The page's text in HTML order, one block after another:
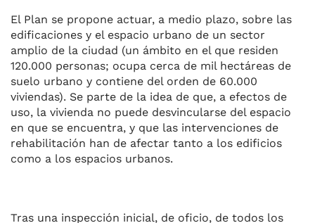
El Plan se propone actuar, a medio plazo, sobre las
edificaciones y el espacio urbano de un sector
amplio de la ciudad (un ámbito en el que residen
120.000 personas; ocupa cerca de mil hectáreas de
suelo urbano y contiene del orden de 60.000
viviendas). Se parte de la idea de que, a efectos de
uso, la vivienda no puede desvincularse del espacio
en que se encuentra, y que las intervenciones de
rehabilitación han de afectar tanto a los edificios
como a los espacios urbanos.
Tras una inspección inicial, de oficio, de todos los